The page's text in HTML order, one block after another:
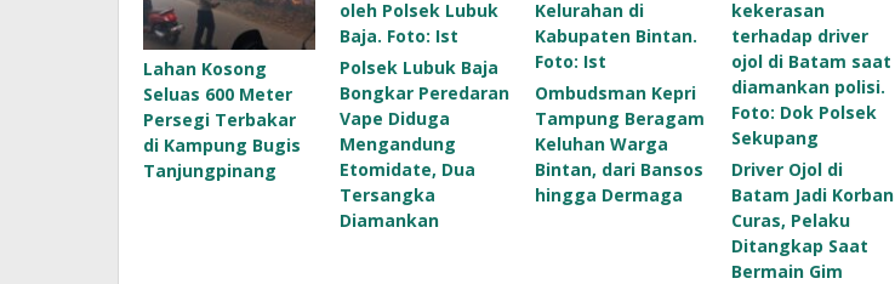
Lahan Kosong
Seluas 600 Meter
Persegi Terbakar
di Kampung Bugis
Tanjungpinang
Polsek Lubuk Baja
Bongkar Peredaran
Vape Diduga
Mengandung
Etomidate, Dua
Tersangka
Diamankan
Ombudsman Kepri
Tampung Beragam
Keluhan Warga
Bintan, dari Bansos
hingga Dermaga
Driver Ojol di
Batam Jadi Korban
Curas, Pelaku
Ditangkap Saat
Bermain Gim